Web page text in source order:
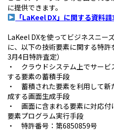
に提供できます。
「LaKeel DX」に関する資料
LaKeel DXを使ってビジネスニー
に、以下の技術要素に関する特
3月4日特許査定）
・ クラウドシステム上でサービ
する要素の蓄積手段
・ 蓄積された要素を利用して新
成する画面生成手段
・ 画面に含まれる要素に対応付
要素プログラム実行手段
・ 特許番号：第6850859号